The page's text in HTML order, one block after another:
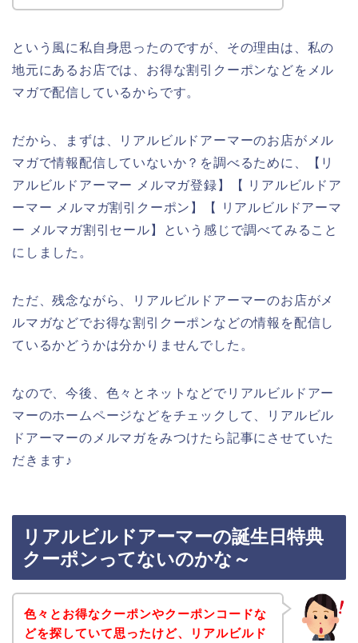
という風に私自身思ったのですが、その理由は、私の
地元にあるお店では、お得な割引クーポンなどをメル
マガで配信しているからです。
だから、まずは、リアルビルドアーマーのお店がメル
マガで情報配信していないか？を調べるために、【リ
アルビルドアーマー メルマガ登録】【 リアルビルドア
ーマー メルマガ割引クーポン】【 リアルビルドアーマ
ー メルマガ割引セール】という感じで調べてみること
にしました。
ただ、残念ながら、リアルビルドアーマーのお店がメ
ルマガなどでお得な割引クーポンなどの情報を配信し
ているかどうかは分かりませんでした。
なので、今後、色々とネットなどでリアルビルドアー
マーのホームページなどをチェックして、リアルビル
ドアーマーのメルマガをみつけたら記事にさせていた
だきます♪
リアルビルドアーマーの誕生日特典
クーポンってないのかな～
色々とお得なクーポンやクーポンコードな
どを探していて思ったけど、リアルビルド